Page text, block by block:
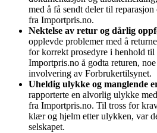
med å få sendt deler til
fra Importpris.no.
Nektelse av retur og dårlig
opplevde problemer med å
for korrekt prosedyre i henhold til
Importpris.no å godta returen,
involvering av Forbrukertilsynet.
Uheldig ulykke og manglende
rapporterte en alvorlig ulykke
fra Importpris.no. Til tross for
klær og hjelm etter ulykken, var
selskapet.